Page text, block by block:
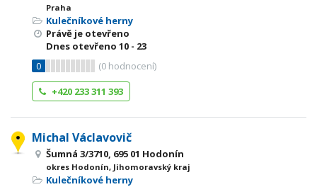
Praha
Kulečníkové herny
Právě je otevřeno
Dnes otevřeno 10 - 23
0
(0 hodnocení)
+420 233 311 393
Michal Václavovič
Šumná 3/3710, 695 01 Hodonín
okres Hodonín, Jihomoravský kraj
Kulečníkové herny